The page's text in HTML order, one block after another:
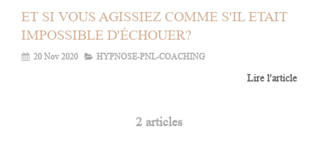
ET SI VOUS AGISSIEZ COMME S'IL ETAIT
IMPOSSIBLE D'ÉCHOUER?
20 Nov 2020 HYPNOSE-PNL-COACHING
Lire l'article
2 articles